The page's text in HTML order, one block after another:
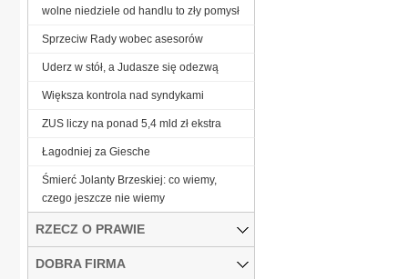
wolne niedziele od handlu to zły pomysł
Sprzeciw Rady wobec asesorów
Uderz w stół, a Judasze się odezwą
Większa kontrola nad syndykami
ZUS liczy na ponad 5,4 mld zł ekstra
Łagodniej za Giesche
Śmierć Jolanty Brzeskiej: co wiemy,
czego jeszcze nie wiemy
RZECZ O PRAWIE
DOBRA FIRMA